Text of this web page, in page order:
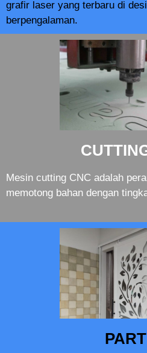
grafir laser yang terbaru di
berpengalaman.
Mesin cutting CNC adalah
memotong bahan dengan